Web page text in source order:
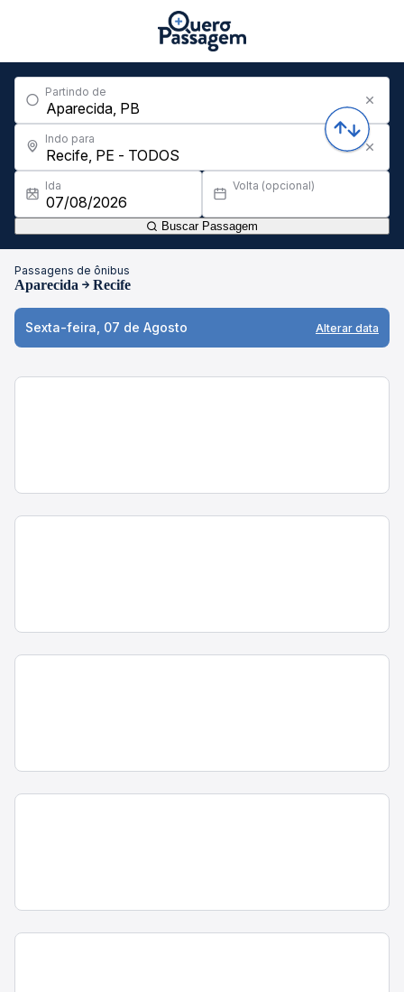
Partindo de
Indo para
Ida Volta (opcional)
Buscar Passagem
Passagens de ônibus
Aparecida Recife
Sexta-feira, 07 de Agosto Alterar data